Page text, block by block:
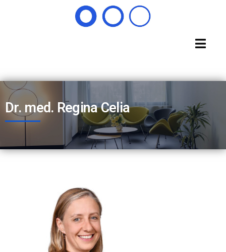
Dr. med. Regina Celia